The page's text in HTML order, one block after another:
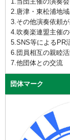
2.唐津・東松浦地
3.その他演奏依頼
4.吹奏楽連盟主催
5.SNS等によるPR
6.団員相互の親睦
7.他団体との交流
団体マーク